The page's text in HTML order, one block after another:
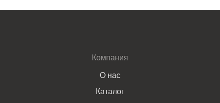
Компания
О нас
Каталог